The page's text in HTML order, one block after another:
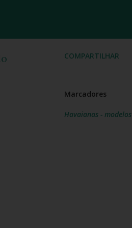
COMPARTILHAR
Marcadores
Havaianas - modelos